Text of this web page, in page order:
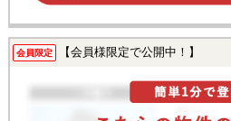
会員限定 【会員様限定で公開中！】